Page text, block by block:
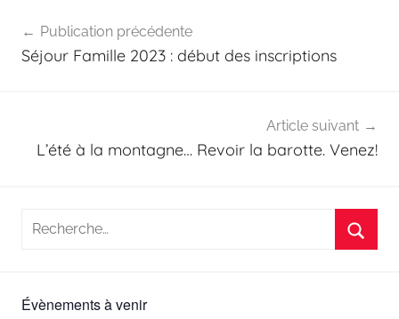
de
Publication précédente
Séjour Famille 2023 : début des inscriptions
Article suivant
L’été à la montagne… Revoir la barotte. Venez!
Recherche
Évènements à venir